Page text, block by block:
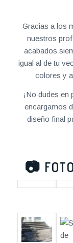
Gracias a los
nuestros
acabados
igual al de tu
colores y
¡No dudes
encargamos
diseño final
📷